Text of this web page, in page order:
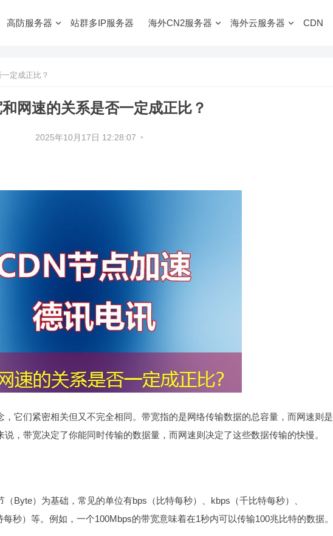
高防服务器 站群多IP服务器 海外CN2服务器 海外云服务器 CDN
定成正比？
网速的关系是否一定成正比？
2025年10月17日 12:28:07 •
它们紧密相关但又不完全相同。带宽指的是网络传输数据的总容量，而网速则是
，带宽决定了你能同时传输的数据量，而网速则决定了这些数据传输的快慢。
Byte）为基础，常见的单位有bps（比特每秒）、kbps（千比特每秒）、
秒）等。例如，一个100Mbps的带宽意味着在1秒内可以传输100兆比特的数据。